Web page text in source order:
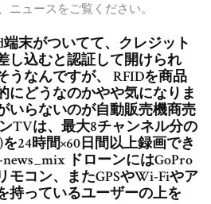
ニュースをご覧ください。
端末がついてて、クレジット
し込むと認証して開けられ
うなんですが、 RFIDを商品
にどうなのかやや気になりま
いらないのが自動販売機商売
TVは、最大8チャンネル分の
24時間×60日間以上録画でき
ドローンにはGoPro
モコン、またGPSやWi-Fiやア
持っているユーザーの上を